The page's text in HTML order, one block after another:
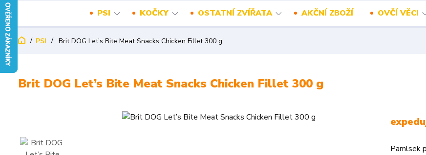
PSI KOČKY OSTATNÍ ZVÍŘATA AKČNÍ ZBOŽÍ OVČÍ VĚCI
PSI Brit DOG Let’s Bite Meat Snacks Chicken Fillet 300 g
Brit DOG Let’s Bite Meat Snacks Chicken Fillet 300 g
Pamlsek